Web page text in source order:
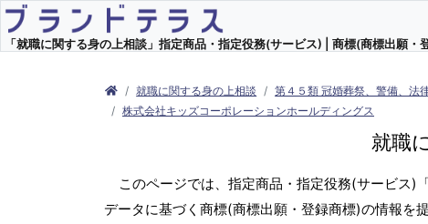
「就職に関する身の上相談」指定商品・指定役務(サービス) | 商標(商標出願・
就職に関する身の上相談 第４５類 冠婚葬祭、警備、法
株式会社キッズコーポレーションホールディングス
就職
このページでは、指定商品・指定役務(サービス)
データに基づく商標(商標出願・登録商標)の情報を